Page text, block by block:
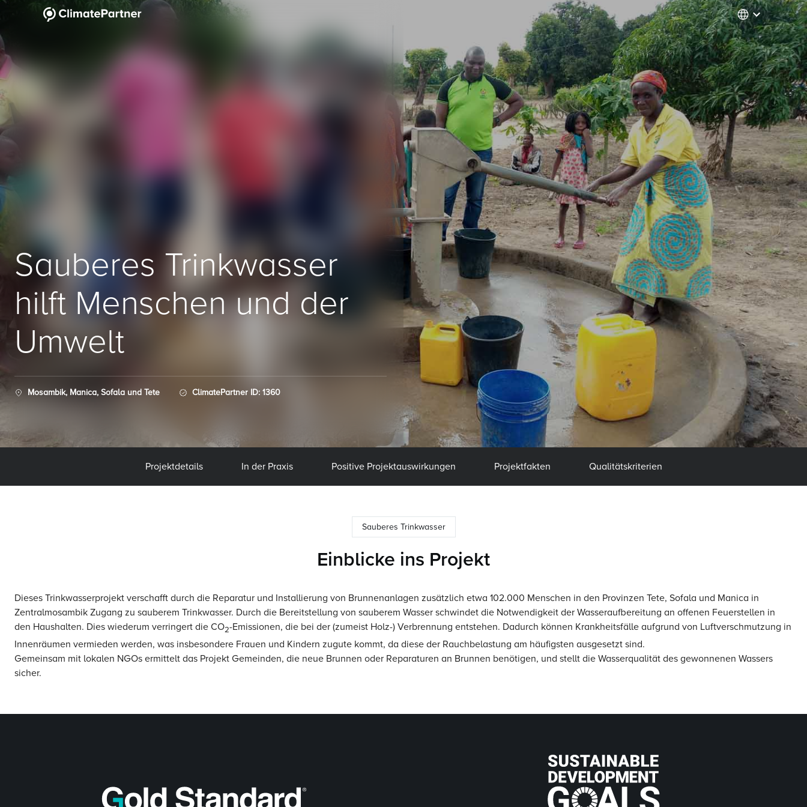
Sauberes Trinkwasser
hilft Menschen und der
Umwelt
Mosambik, Manica, Sofala und Tete ClimatePartner ID: 1360
Projektdetails In der Praxis Positive Projektauswirkungen Projektfakten Qualitätskriterien
Sauberes Trinkwasser
Einblicke ins Projekt
Dieses Trinkwasserprojekt verschafft durch die Reparatur und Installierung von Brunnenanlagen zusätzlich etwa 102.000 Menschen in den Provinzen Tete, Sofala und Manica in
Zentralmosambik Zugang zu sauberem Trinkwasser. Durch die Bereitstellung von sauberem Wasser schwindet die Notwendigkeit der Wasseraufbereitung an offenen Feuerstellen in
den Haushalten. Dies wiederum verringert die CO2-Emissionen, die bei der (zumeist Holz-) Verbrennung entstehen. Dadurch können Krankheitsfälle aufgrund von Luftverschmutzung in
Innenräumen vermieden werden, was insbesondere Frauen und Kindern zugute kommt, da diese der Rauchbelastung am häufigsten ausgesetzt sind.
Gemeinsam mit lokalen NGOs ermittelt das Projekt Gemeinden, die neue Brunnen oder Reparaturen an Brunnen benötigen, und stellt die Wasserqualität des gewonnenen Wassers
sicher.